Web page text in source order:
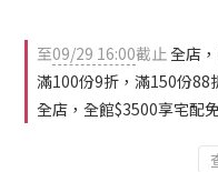
至09/29 16:00截止全店
滿100份9折，滿150份88
全店，全館$3500享宅配